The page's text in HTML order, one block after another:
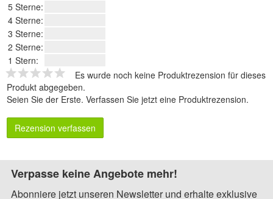
5 Sterne:
4 Sterne:
3 Sterne:
2 Sterne:
1 Stern:
Es wurde noch keine Produktrezension für dieses
Produkt abgegeben.
Seien Sie der Erste. Verfassen Sie jetzt eine Produktrezension.
Rezension verfassen
Verpasse keine Angebote mehr!
Abonniere jetzt unseren Newsletter und erhalte exklusive